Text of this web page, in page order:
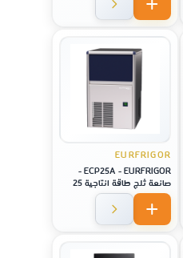
EURFRIGOR
ECP25A - EURFRIGOR -
صانعة ثلج طاقة انتاجية 25
كيلو